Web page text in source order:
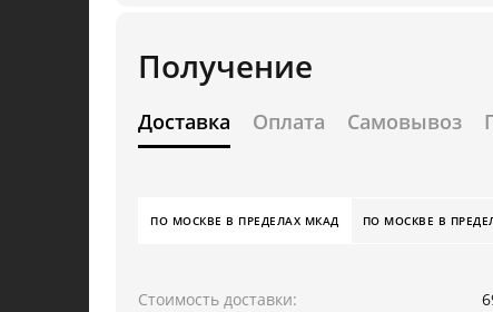
Получение
Доставка Оплата Самовывоз
ПО МОСКВЕ В ПРЕДЕЛАХ МКАД ПО МОСКВЕ В
Стоимость доставки: